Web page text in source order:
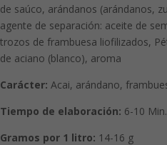
de saúco, arándanos (arándanos,
agente de separación: aceite de
trozos de frambuesa liofilizados,
de aciano (blanco), aroma
Carácter: Acai, arándano,
Tiempo de elaboración: 6-10 Min.
Gramos por 1 litro: 14-16 g